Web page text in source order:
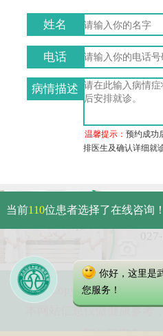
姓名
电话
病情描述
温馨提示：预约成功
排医生及确认详细就
武
免
Copyright 2023 武汉
本网站信息仅做健康参考
当前110位患者选择了在线咨询！
你好，这里是
您服务！